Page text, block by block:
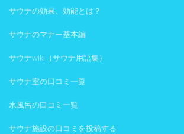
サウナの効果、効能とは？
サウナのマナー基本編
サウナwiki（サウナ用語集）
サウナ室の口コミ一覧
水風呂の口コミ一覧
サウナ施設の口コミを投稿する